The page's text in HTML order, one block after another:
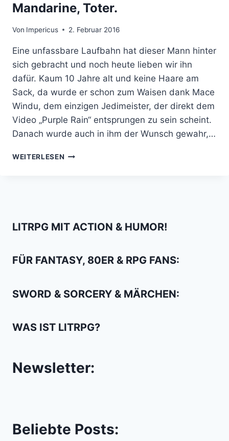
Mandarine, Toter.
Von Impericus 2. Februar 2016
Eine unfassbare Laufbahn hat dieser Mann hinter
sich gebracht und noch heute lieben wir ihn
dafür. Kaum 10 Jahre alt und keine Haare am
Sack, da wurde er schon zum Waisen dank Mace
Windu, dem einzigen Jedimeister, der direkt dem
Video „Purple Rain“ entsprungen zu sein scheint.
Danach wurde auch in ihm der Wunsch gewahr,…
WEITERLESEN BOBA
LITRPG MIT ACTION & HUMOR!
FÜR FANTASY, 80ER & RPG FANS:
SWORD & SORCERY & MÄRCHEN:
WAS IST LITRPG?
Newsletter:
Beliebte Posts: